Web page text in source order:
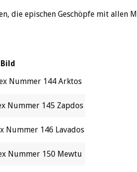
die epischen Geschöpfe mit allen
Bild